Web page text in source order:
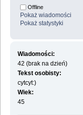
Offline
Pokaż wiadomości
Pokaż statystyki
Wiadomości:
42 (brak na dzień)
Tekst osobisty:
cytcyt:)
Wiek:
45